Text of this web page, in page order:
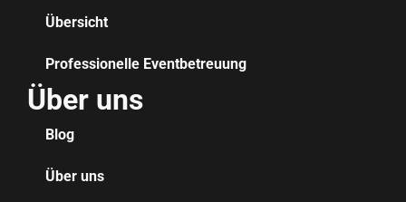
Übersicht
Professionelle Eventbetreuung
Über uns
Blog
Über uns